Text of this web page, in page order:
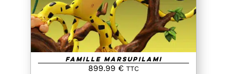
Famille Marsupilami
899.99 € TTC